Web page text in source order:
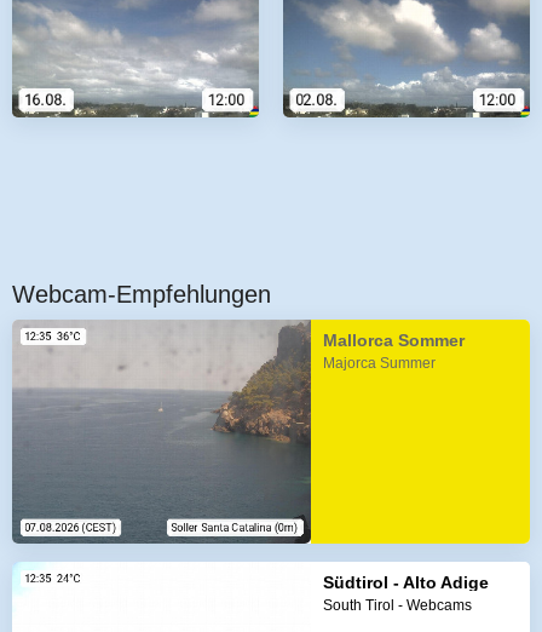
Webcam-Empfehlungen
Mallorca Sommer
Majorca Summer
Südtirol - Alto Adige
South Tirol - Webcams